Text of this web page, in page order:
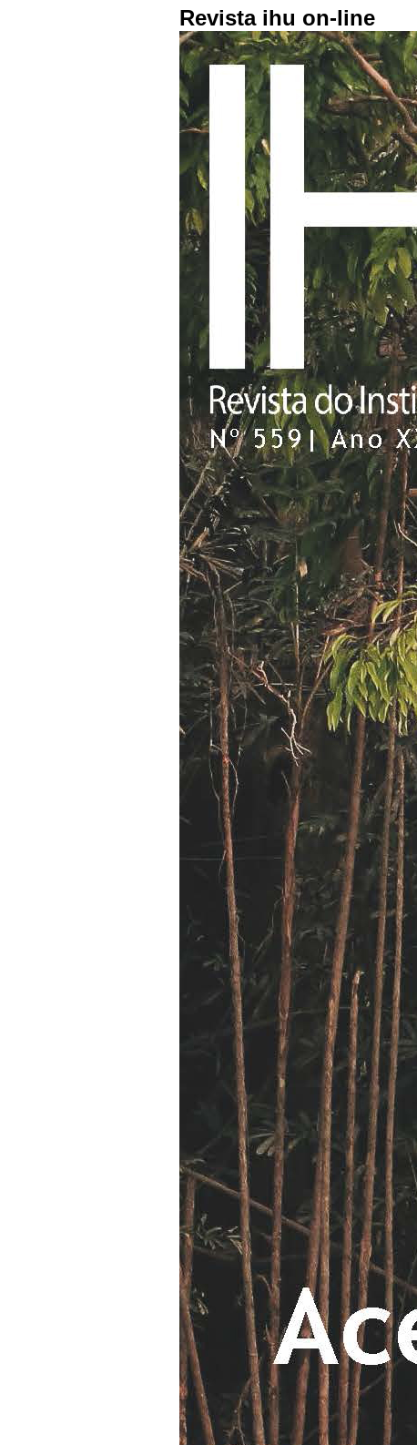
Revista ihu on-line